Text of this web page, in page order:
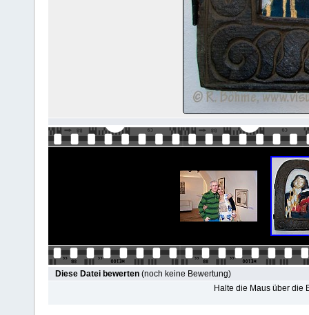
Diese Datei bewerten (noch keine Bewertung)
Halte die Maus über die